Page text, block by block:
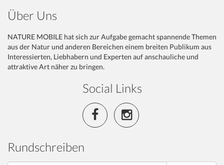
Über Uns
NATURE MOBILE hat sich zur Aufgabe gemacht spannende Themen
aus der Natur und anderen Bereichen einem breiten Publikum aus
Interessierten, Liebhabern und Experten auf anschauliche und
attraktive Art näher zu bringen.
Social Links
Rundschreiben